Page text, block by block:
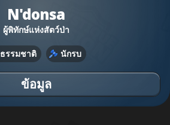
N'donsa
ผู้พิทักษ์แห่งสัตว์ป่า
ธรรมชาติ นักรบ
ข้อมูล